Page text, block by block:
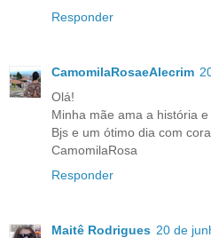
Responder
CamomilaRosaeAlecrim
Olá!
Minha mãe ama a história
Bjs e um ótimo dia com
CamomilaRosa
Responder
Maitê Rodrigues 20 de